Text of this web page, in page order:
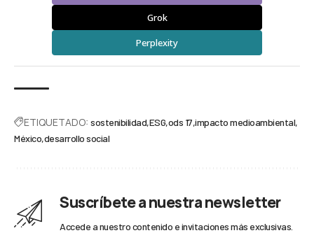
Grok
Perplexity
ETIQUETADO: sostenibilidad ESG ods 17 impacto medioambiental
México desarrollo social
Suscríbete a nuestra newsletter
Accede a nuestro contenido e invitaciones más exclusivas.